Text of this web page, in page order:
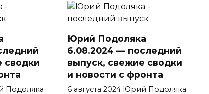
сводки
Подоляка
Юрий Подоляка
6.08.2024 — последний
выпуск, свежие сводки
и новости с фронта
6 августа 2024 Юрий Подоляка